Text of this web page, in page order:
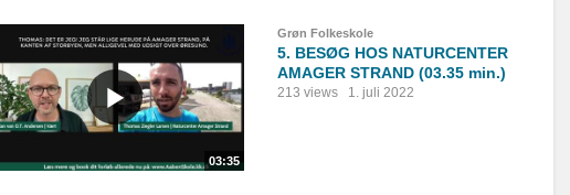
03:35
Grøn Folkeskole
5. BESØG HOS NATURCENTER
AMAGER STRAND (03.35 min.)
213 views 1. juli 2022